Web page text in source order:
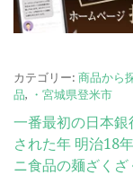
カテゴリー: 商品から
品, ・宮城県登米市
投
稿
一番最初の日本銀
された年 明治18
ニ食品の麺ざくざ